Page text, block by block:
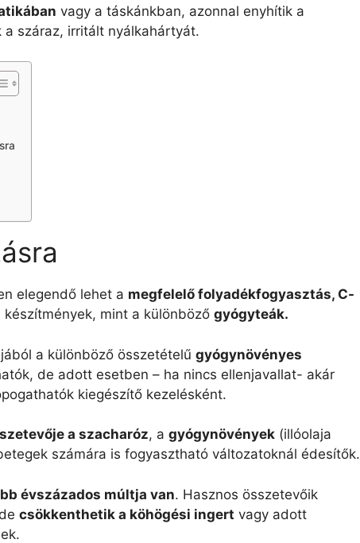
vagy a táskánkban, azonnal enyhítik a
száraz, irritált nyálkahártyát.
elegendő lehet a megfelelő folyadékfogyasztás, C-
mint a különböző gyógyteák.
a különböző összetételű gyógynövényes
de adott esetben – ha nincs ellenjavallat- akár
kiegészítő kezelésként.
a szacharóz, a gyógynövények (illóolaja
számára is fogyasztható változatoknál édesítők.
évszázados múltja van. Hasznos összetevőik
csökkenthetik a köhögési ingert vagy adott